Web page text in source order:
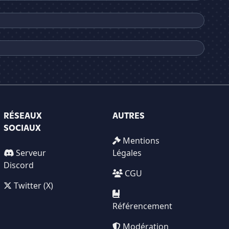
RÉSEAUX
SOCIAUX
Serveur
Discord
Twitter (X)
AUTRES
Mentions
Légales
CGU
Référencement
Modération